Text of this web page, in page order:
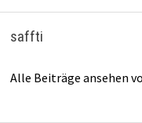
saffti
Alle Beiträge ansehen